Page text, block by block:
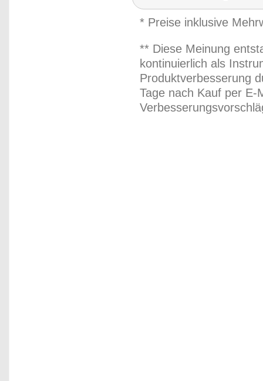
* Preise inklusive
** Diese Meinung
kontinuierlich als
Produktverbesserung
Tage nach Kauf per E-